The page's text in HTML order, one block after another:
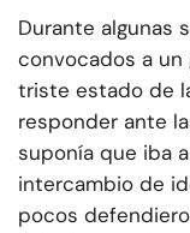
Durante algunas
convocados a un
triste estado de
responder ante
suponía que iba
intercambio de
pocos